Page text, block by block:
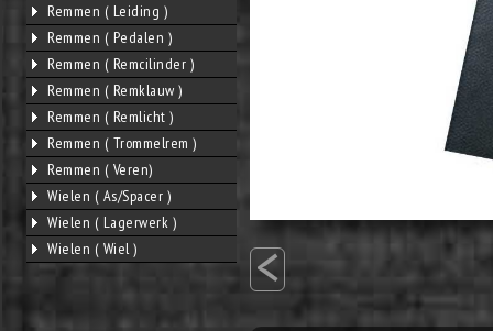
Remmen ( Leiding )
Remmen ( Pedalen )
Remmen ( Remcilinder )
Remmen ( Remklauw )
Remmen ( Remlicht )
Remmen ( Trommelrem )
Remmen ( Veren)
Wielen ( As/Spacer )
Wielen ( Lagerwerk )
Wielen ( Wiel )
<